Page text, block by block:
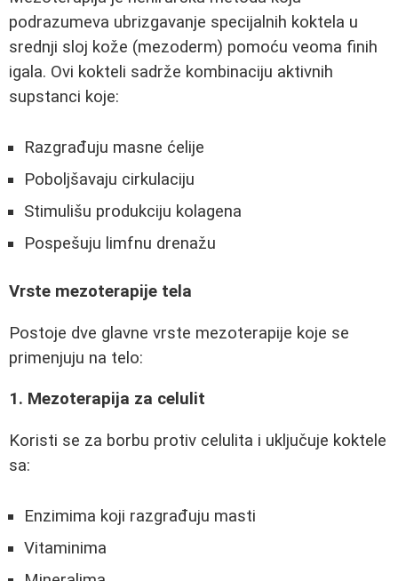
podrazumeva ubrizgavanje specijalnih koktela u
srednji sloj kože (mezoderm) pomoću veoma finih
igala. Ovi kokteli sadrže kombinaciju aktivnih
supstanci koje:
Razgrađuju masne ćelije
Poboljšavaju cirkulaciju
Stimulišu produkciju kolagena
Pospešuju limfnu drenažu
Vrste mezoterapije tela
Postoje dve glavne vrste mezoterapije koje se
primenjuju na telo:
1. Mezoterapija za celulit
Koristi se za borbu protiv celulita i uključuje koktele
sa:
Enzimima koji razgrađuju masti
Vitaminima